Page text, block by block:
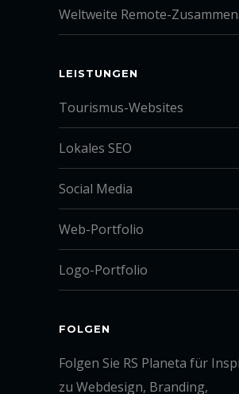
Weltweite Remote-
LEISTUNGEN
Tourismus-Websites
Lokales SEO
Social Media
Web-Portfolio
Logo-Portfolio
FOLGEN
Folgen Sie RS Planeta für
zu Webdesign, Branding,